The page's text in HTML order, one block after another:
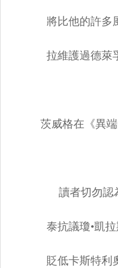
將比他的許多風
拉維護過德萊
茨威格在《異端
讀者切勿認為
泰抗議瓊•凱
貶低卡斯特利奧